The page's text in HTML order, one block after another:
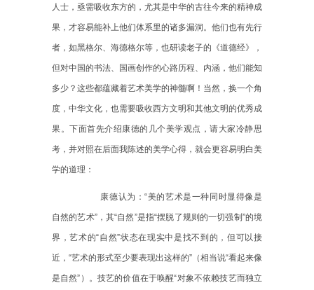
人士，亟需吸收东方的，尤其是中华的古往今来的精神成
果，才容易能补上他们体系里的诸多漏洞。他们也有先行
者，如黑格尔、海德格尔等，也研读老子的《道德经》，
但对中国的书法、国画创作的心路历程、内涵，他们能知
多少？这些都蕴藏着艺术美学的神髓啊！当然，换一个角
度，中华文化，也需要吸收西方文明和其他文明的优秀成
果。下面首先介绍康德的几个美学观点，请大家冷静思
考，并对照在后面我陈述的美学心得，就会更容易明白美
学的道理：
康德认为：“美的艺术是一种同时显得像是
自然的艺术”，其“自然”是指“摆脱了规则的一切强制”的境
界，艺术的“自然”状态在现实中是找不到的，但可以接
近，“艺术的形式至少要表现出这样的”（相当说“看起来像
是自然”）。技艺的价值在于唤醒“对象不依赖技艺而独立